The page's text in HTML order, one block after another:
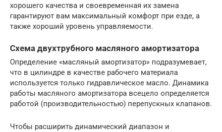
хорошего качества и своевременная их замена
гарантируют вам максимальный комфорт при езде, а
также хороший уровень управляемости.
Схема двухтрубного масляного амортизатора
Определение «масляный амортизатор» подразумевает,
что в цилиндре в качестве рабочего материала
используется только гидравлическое масло. Динамика
работы масляного амортизатора всецело определяется
работой (производительностью) перепускных клапанов.
Чтобы расширить динамический диапазон и